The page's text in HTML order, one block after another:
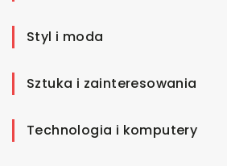
Styl i moda
Sztuka i zainteresowania
Technologia i komputery